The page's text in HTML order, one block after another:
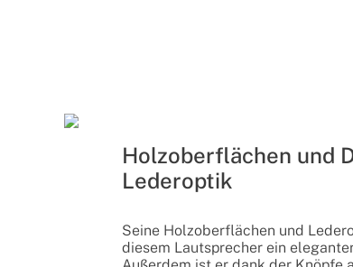
Holzoberflächen und
Lederoptik
Seine Holzoberflächen und
diesem Lautsprecher ein